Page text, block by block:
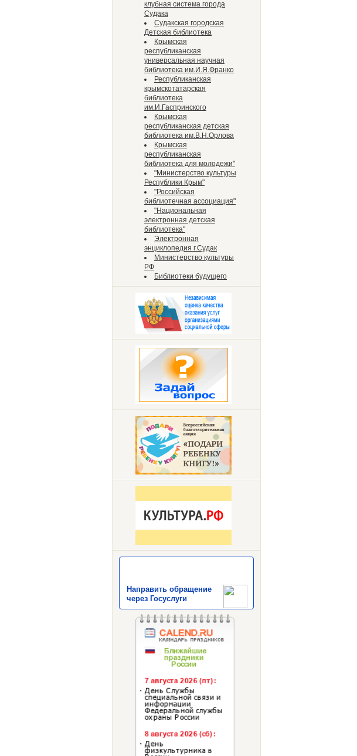
клубная система города
Судака
Судакская городская
Детская библиотека
Крымская
республиканская
универсальная научная
библиотека им.И.Я.Франко
Республиканская
крымскотатарская
библиотека
им.И.Гаспринского
Крымская
республиканская детская
библиотека им.В.Н.Орлова
Крымская
республиканская
библиотека для молодежи"
"Министерство культуры
Республики Крым"
"Российская
библиотечная ассоциация"
"Национальная
электронная детская
библиотека"
Электронная
энциклопедия г.Судак
Министерство культуры
РФ
Библиотеки будущего
Направить обращение
через Госуслуги